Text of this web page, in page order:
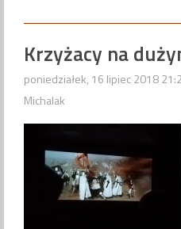
Krzyżacy na
poniedziałek, 16 lipiec 2018
Michalak